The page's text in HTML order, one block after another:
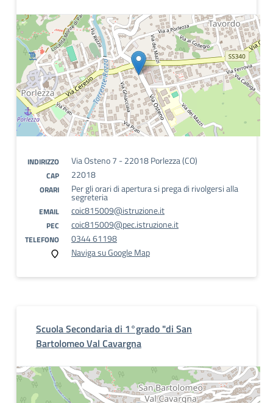
INDIRIZZO Via Osteno 7 - 22018 Porlezza (CO)
CAP 22018
ORARI Per gli orari di apertura si prega di rivolgersi alla
segreteria
EMAIL coic815009@istruzione.it
PEC coic815009@pec.istruzione.it
TELEFONO
0344 61198
Naviga su Google Map
Scuola Secondaria di 1°grado "di San
Bartolomeo Val Cavargna